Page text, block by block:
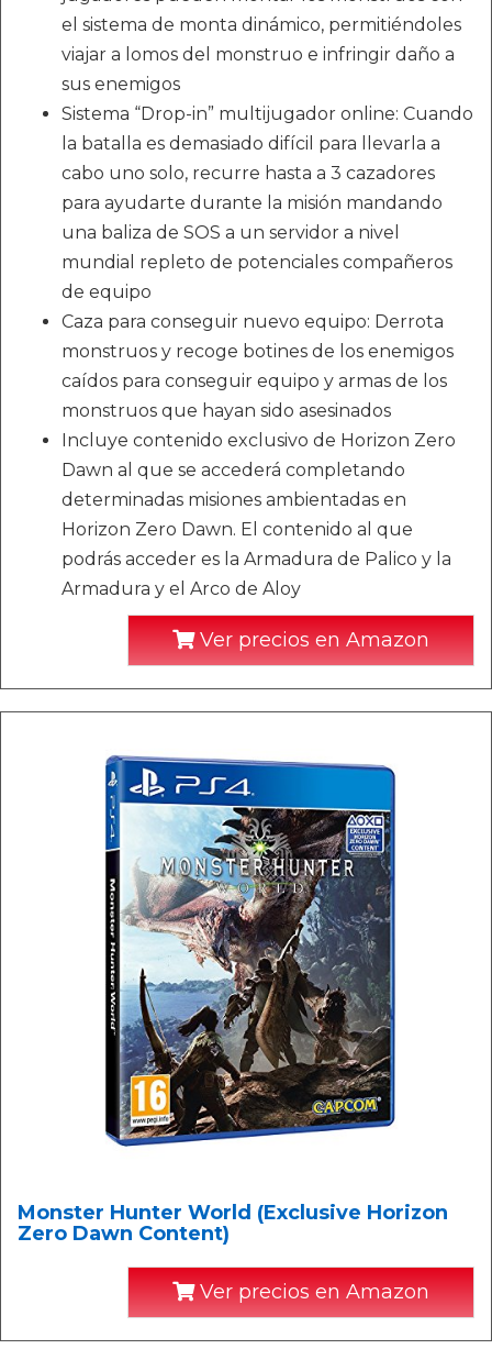
el sistema de monta dinámico, permitiéndoles
viajar a lomos del monstruo e infringir daño a
sus enemigos
Sistema “Drop-in” multijugador online: Cuando
la batalla es demasiado difícil para llevarla a
cabo uno solo, recurre hasta a 3 cazadores
para ayudarte durante la misión mandando
una baliza de SOS a un servidor a nivel
mundial repleto de potenciales compañeros
de equipo
Caza para conseguir nuevo equipo: Derrota
monstruos y recoge botines de los enemigos
caídos para conseguir equipo y armas de los
monstruos que hayan sido asesinados
Incluye contenido exclusivo de Horizon Zero
Dawn al que se accederá completando
determinadas misiones ambientadas en
Horizon Zero Dawn. El contenido al que
podrás acceder es la Armadura de Palico y la
Armadura y el Arco de Aloy
Ver precios en Amazon
Monster Hunter World (Exclusive Horizon
Zero Dawn Content)
Ver precios en Amazon